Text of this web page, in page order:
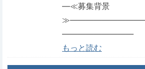
―≪募集背景
―――――――――
もっと読む